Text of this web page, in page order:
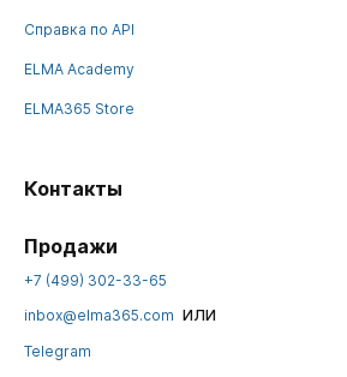
Справка по API
ELMA Academy
ELMA365 Store
Контакты
Продажи
+7 (499) 302-33-65
inbox@elma365.com или
Telegram